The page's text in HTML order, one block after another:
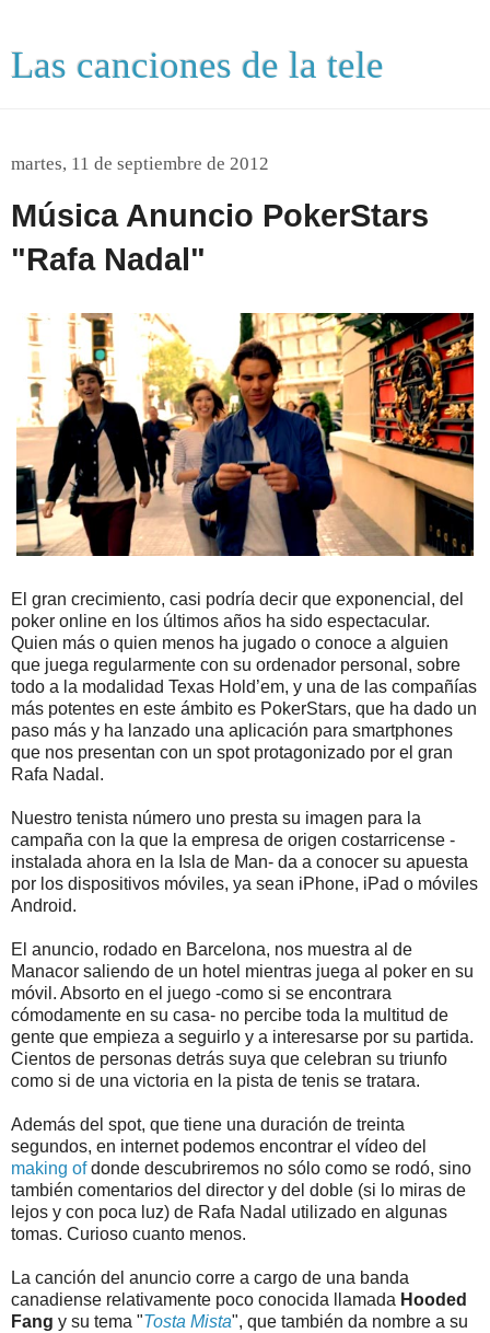
Las canciones de la tele
martes, 11 de septiembre de 2012
Música Anuncio PokerStars
"Rafa Nadal"
El gran crecimiento, casi podría decir que exponencial, del
poker online en los últimos años ha sido espectacular.
Quien más o quien menos ha jugado o conoce a alguien
que juega regularmente con su ordenador personal, sobre
todo a la modalidad Texas Hold’em, y una de las compañías
más potentes en este ámbito es PokerStars, que ha dado un
paso más y ha lanzado una aplicación para smartphones
que nos presentan con un spot protagonizado por el gran
Rafa Nadal.
Nuestro tenista número uno presta su imagen para la
campaña con la que la empresa de origen costarricense -
instalada ahora en la Isla de Man- da a conocer su apuesta
por los dispositivos móviles, ya sean iPhone, iPad o móviles
Android.
El anuncio, rodado en Barcelona, nos muestra al de
Manacor saliendo de un hotel mientras juega al poker en su
móvil. Absorto en el juego -como si se encontrara
cómodamente en su casa- no percibe toda la multitud de
gente que empieza a seguirlo y a interesarse por su partida.
Cientos de personas detrás suya que celebran su triunfo
como si de una victoria en la pista de tenis se tratara.
Además del spot, que tiene una duración de treinta
segundos, en internet podemos encontrar el vídeo del
making ofdonde descubriremos no sólo como se rodó, sino
también comentarios del director y del doble (si lo miras de
lejos y con poca luz) de Rafa Nadal utilizado en algunas
tomas. Curioso cuanto menos.
La canción del anuncio corre a cargo de una banda
canadiense relativamente poco conocida llamada Hooded
Fang y su tema "Tosta Mista", que también da nombre a su